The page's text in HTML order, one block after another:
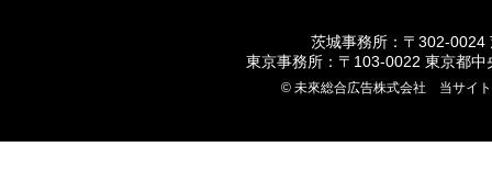
茨城事務所：〒302-0024
東京事務所：〒103-0022 東京都
© 未來総合広告株式会社 当サイ